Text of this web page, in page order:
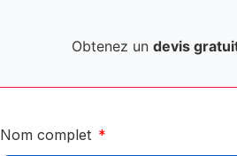
Obtenez un devis
Nom complet